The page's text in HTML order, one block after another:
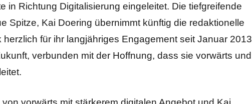
in Richtung Digitalisierung eingeleitet. Die tiefgreifende
Spitze, Kai Doering übernimmt künftig die redaktionelle
für ihr langjähriges Engagement seit Januar 2013
verbunden mit der Hoffnung, dass sie vorwärts und